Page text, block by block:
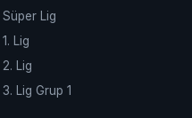
Süper Lig
1. Lig
2. Lig
3. Lig Grup 1